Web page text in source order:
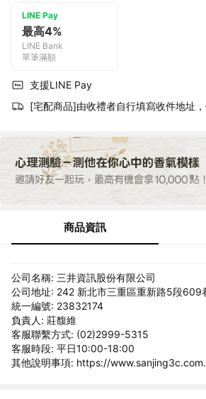
LINE Pay
最高4%
LINE Bank
單筆滿額
支援LINE Pay
[宅配商品]由收禮者自行填寫收件地址，
商品資訊
公司名稱: 三井資訊股份有限公司
公司地址: 242 新北市三重區重新路5段609
統一編號: 23832174
負責人: 莊馥維
客服聯繫方式: (02)2999-5315
客服時段: 平日10:00-18:00
其他說明事項: https://